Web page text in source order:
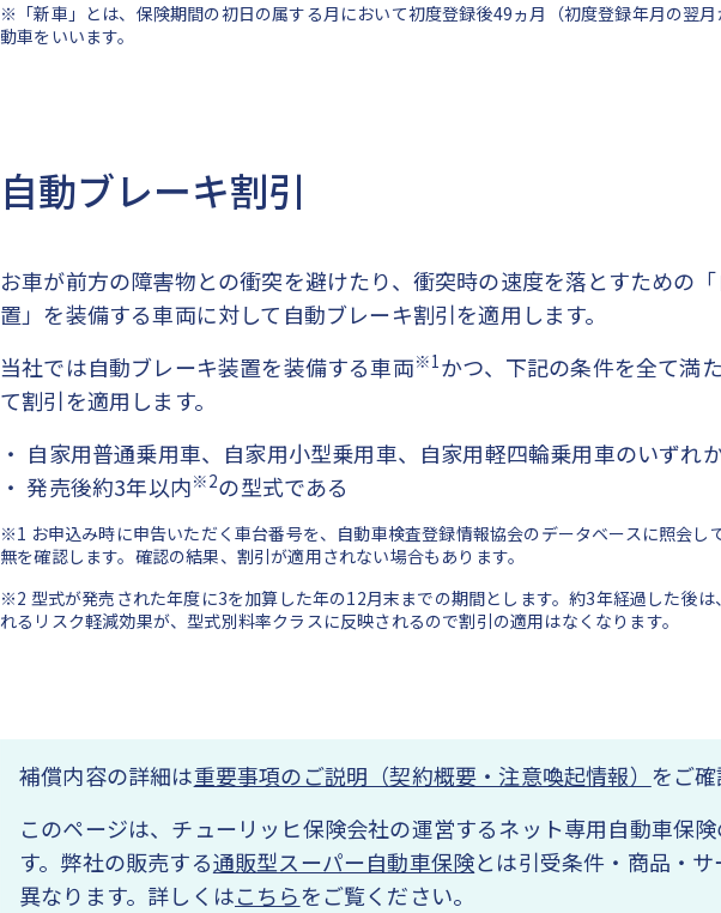
※「新車」とは、保険期間の初日の属する月において初度登録後49ヵ月（初度登録年月の翌
動車をいいます。
自動ブレーキ割引
お車が前方の障害物との衝突を避けたり、衝突時の速度を落とすための
置」を装備する車両に対して自動ブレーキ割引を適用します。
当社では自動ブレーキ装置を装備する車両※1かつ、下記の条件を全て満
て割引を適用します。
・ 自家用普通乗用車、自家用小型乗用車、自家用軽四輪乗用車のいずれ
・ 発売後約3年以内※2の型式である
※1 お申込み時に申告いただく車台番号を、自動車検査登録情報協会のデータベースに照会し
無を確認します。確認の結果、割引が適用されない場合もあります。
※2 型式が発売された年度に3を加算した年の12月末までの期間とします。約3年経過した後は
れるリスク軽減効果が、型式別料率クラスに反映されるので割引の適用はなくなります。
補償内容の詳細は重要事項のご説明（契約概要・注意喚起情報） をご確
このページは、チューリッヒ保険会社の運営するネット専用自動車保
す。弊社の販売する通販型スーパー自動車保険とは引受条件・商品・
異なります。詳しくはこちらをご覧ください。